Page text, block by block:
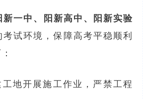
新一中、阳新高中、阳新实验
试环境，保障高考平稳顺利
地开展施工作业，严禁工程